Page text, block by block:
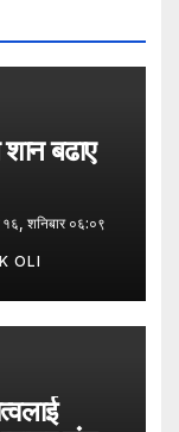
बढाए
शनिबार ०६:०९
OLI